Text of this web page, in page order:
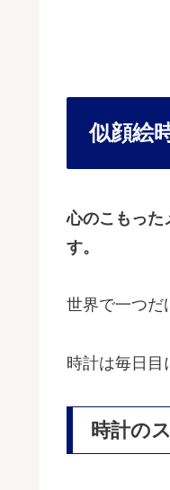
似顔絵
心のこもった
す。
世界で一つだ
時計は毎日目
時計の